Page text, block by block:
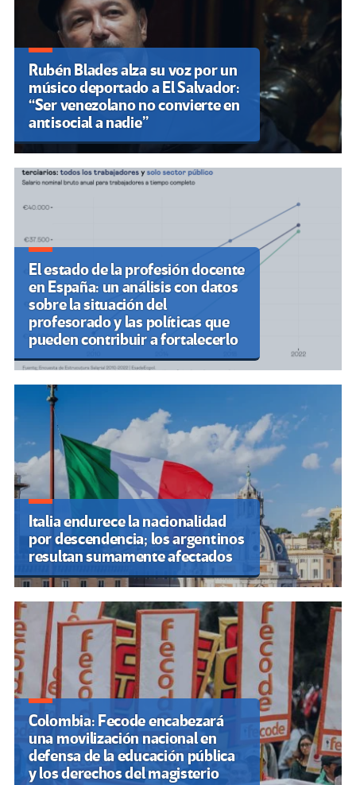
Rubén Blades alza su voz por un
músico deportado a El Salvador:
“Ser venezolano no convierte en
antisocial a nadie”
El estado de la profesión docente
en España: un análisis con datos
sobre la situación del
profesorado y las políticas que
pueden contribuir a fortalecerlo
Italia endurece la nacionalidad
por descendencia; los argentinos
resultan sumamente afectados
Colombia: Fecode encabezará
una movilización nacional en
defensa de la educación pública
y los derechos del magisterio